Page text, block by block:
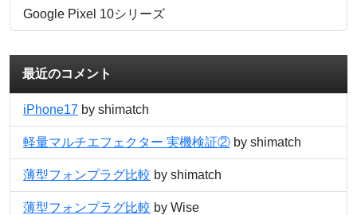
Google Pixel 10シリーズ
最近のコメント
iPhone17 by shimatch
軽量マルチエフェクター 実機検証② by shimatch
薄型フォンプラグ比較 by shimatch
薄型フォンプラグ比較 by Wise